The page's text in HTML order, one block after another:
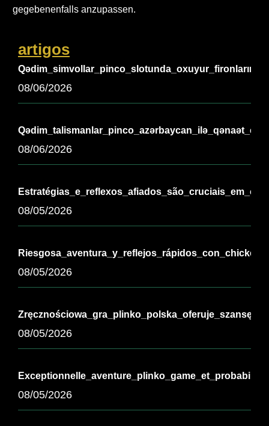
gegebenenfalls anzupassen.
artigos
08/06/2026
08/06/2026
08/05/2026
08/05/2026
08/05/2026
08/05/2026